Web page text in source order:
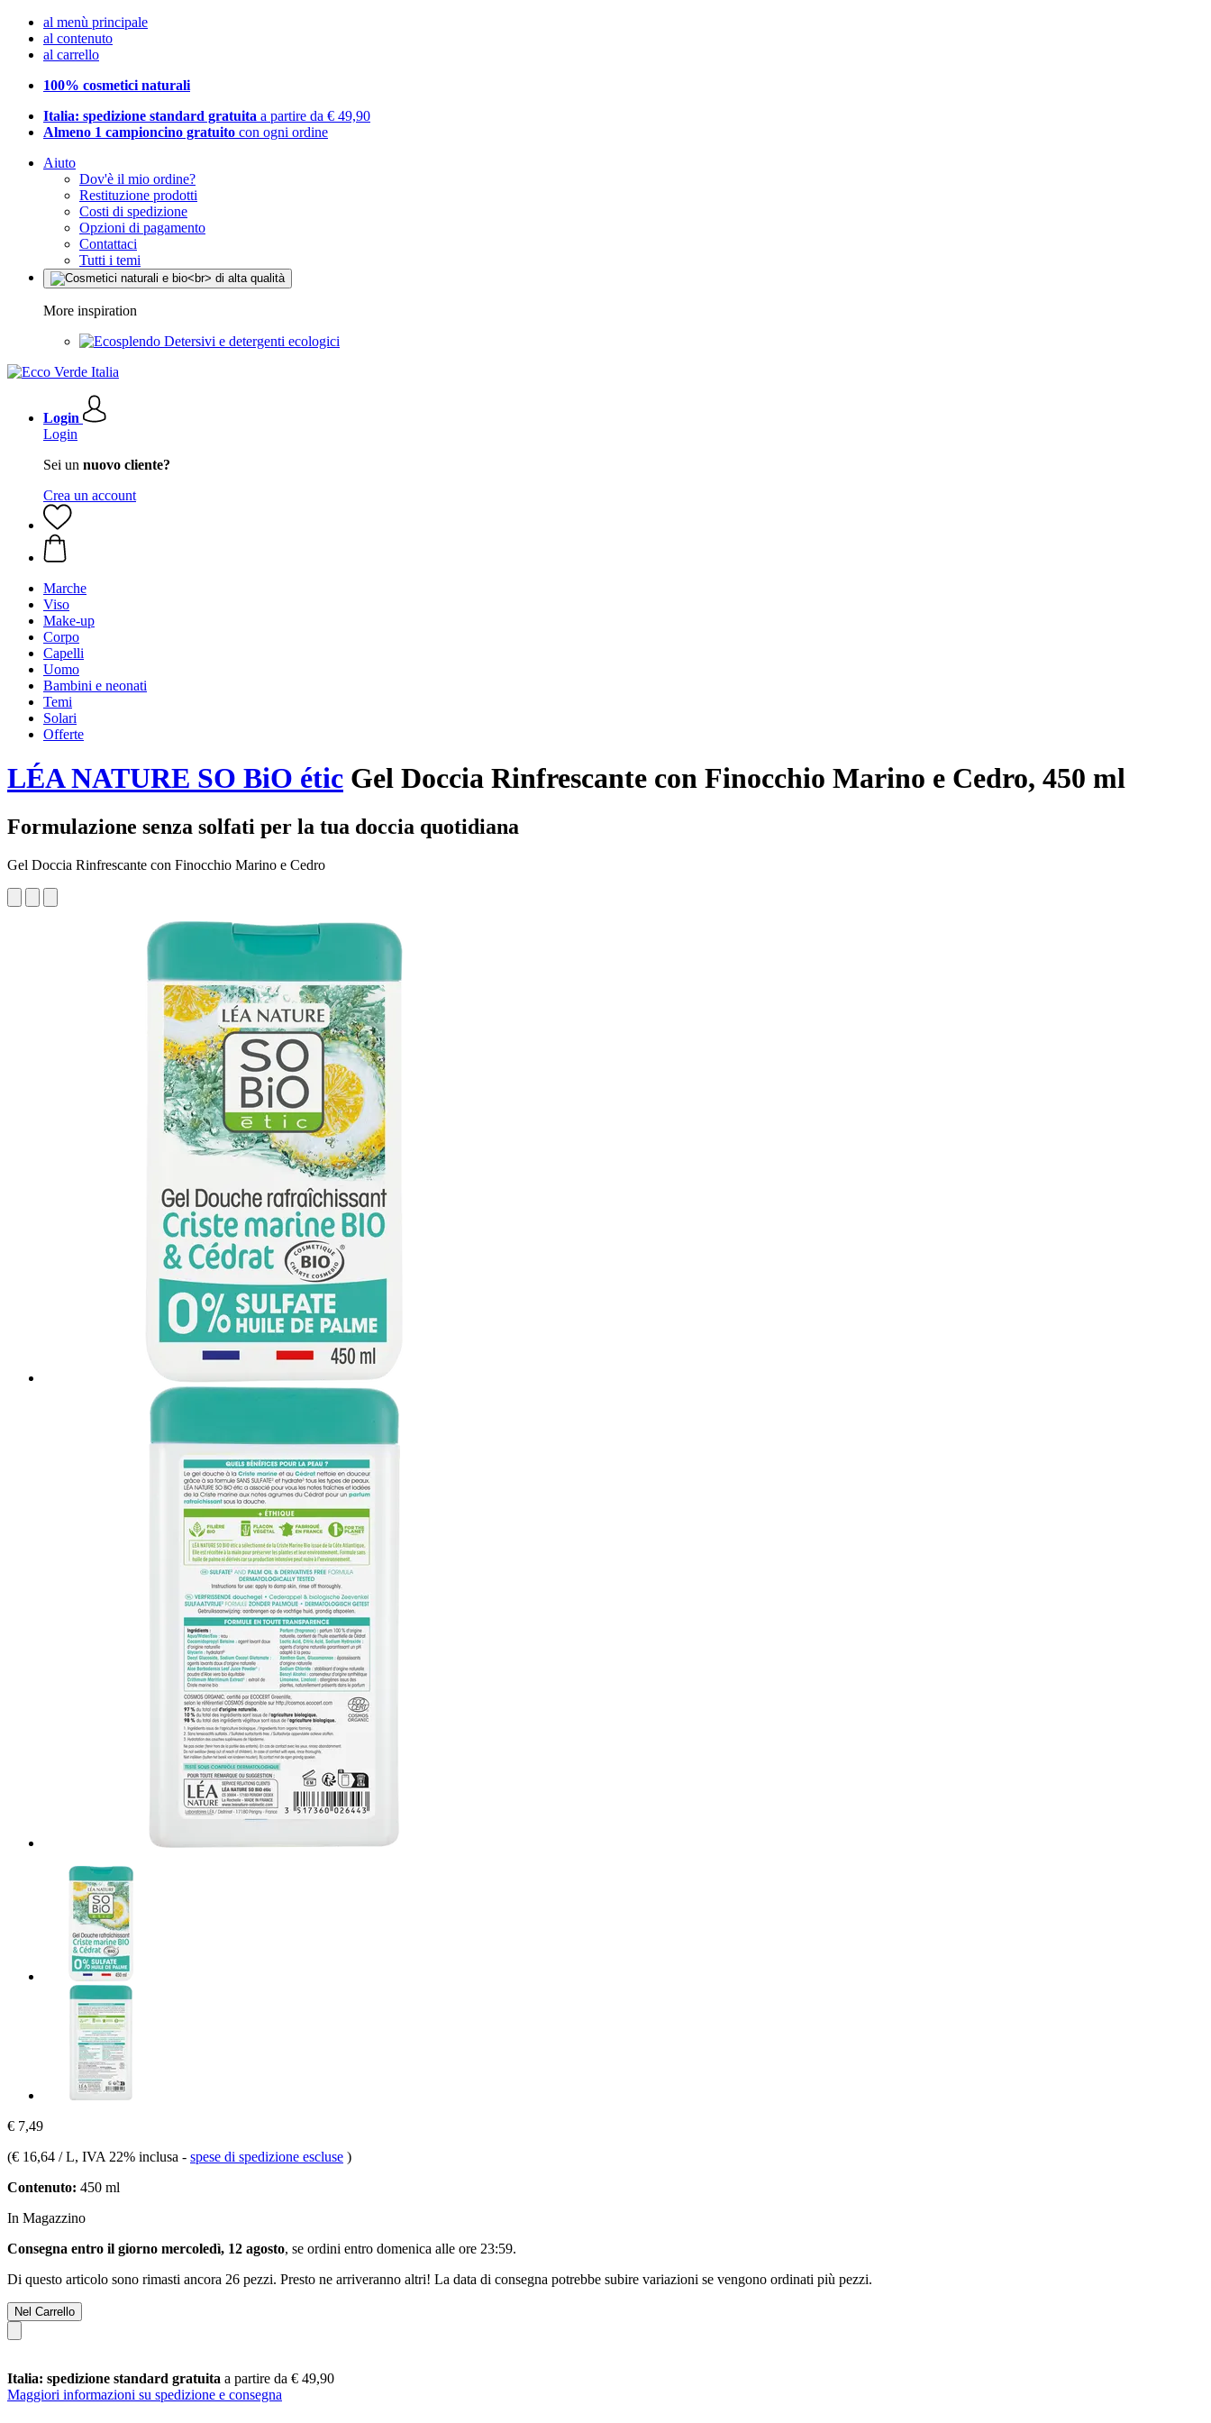
al menù principale
al contenuto
al carrello
100% cosmetici naturali
Italia: spedizione standard gratuita a partire da € 49,90
Almeno 1 campioncino gratuito con ogni ordine
Aiuto
Dov'è il mio ordine?
Restituzione prodotti
Costi di spedizione
Opzioni di pagamento
Contattaci
Tutti i temi
More inspiration
Detersivi e detergenti ecologici
Login
Login
Sei un nuovo cliente?
Crea un account
Marche
Viso
Make-up
Corpo
Capelli
Uomo
Bambini e neonati
Temi
Solari
Offerte
LÉA NATURE SO BiO étic Gel Doccia Rinfrescante con Finocchio Marino e Cedro, 450 ml
Formulazione senza solfati per la tua doccia quotidiana
Gel Doccia Rinfrescante con Finocchio Marino e Cedro
€ 7,49
(€ 16,64 / L, IVA 22% inclusa - spese di spedizione escluse )
Contenuto: 450 ml
In Magazzino
Consegna entro il giorno mercoledì, 12 agosto, se ordini entro domenica alle ore 23:59.
Di questo articolo sono rimasti ancora 26 pezzi. Presto ne arriveranno altri! La data di consegna potrebbe subire variazioni se vengono ordinati più pezzi.
Nel Carrello
Italia: spedizione standard gratuita a partire da € 49,90
Maggiori informazioni su spedizione e consegna